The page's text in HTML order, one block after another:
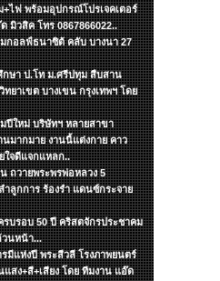
+ไฟ พร้อมอุปกรณ์โปรเจคเตอร์
มิวสิค โทร 0867866022..
กอลฟ์ธนาซิต้ คลับ บางนา 27
กษา ป.โท ม.ศรีปทุม สืบสาน
ยาเขต บางเขน กรุงเทพฯ โดย
มปีใหม่ บริษัทฯ หลายสาขา
นมากมาย งานนี้แต่งกาย คาว
ใจดีแจกแหลก..
ถวายพระพรพ่อหลวง 5
ลูกการ ร้องรำ แดนซ์กระจาย
รบรอบ 50 ปี คริสตจักรประชาคม
นหน้า...
มีแห่งปี พระสีวลี โรงภาพยนตร์
สง+สี+เสียง โดย ทีมงาน แอ๊ด